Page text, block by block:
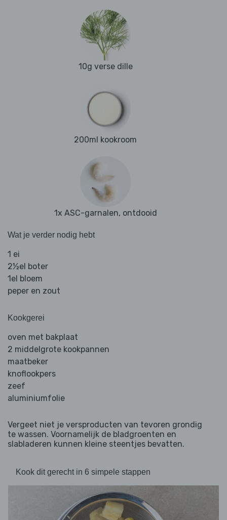
10g verse dille
200ml kookroom
1x ASC-garnalen, ontdooid
Wat je verder nodig hebt
1 ei
2½el boter
1el bloem
peper en zout
Kookgerei
oven met bakplaat
2 middelgrote kookpannen
maatbeker
knoflookpers
zeef
aluminiumfolie
Vergeet niet je versproducten van tevoren grondig
te wassen. Voornamelijk de bladgroenten en
slabladeren kunnen kleine steentjes bevatten.
Kook dit gerecht in 6 simpele stappen